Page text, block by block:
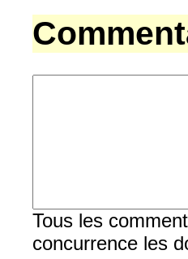
Tous les
concurrence les